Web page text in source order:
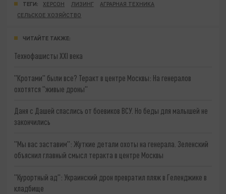
ТЕГИ: ХЕРСОН ЛИЗИНГ
АГРАРНАЯ ТЕХНИКА
СЕЛЬСКОЕ ХОЗЯЙСТВО
ЧИТАЙТЕ ТАКЖЕ:
Технофашисты XXI века
"Кротами" были все? Теракт в центре Москвы: На генералов
охотятся "живые дроны"
Даня с Дашей спаслись от боевиков ВСУ. Но беды для малышей не
закончились
"Мы вас заставим": Жуткие детали охоты на генерала. Зеленский
объяснил главный смысл теракта в центре Москвы
"Курортный ад": Украинский дрон превратил пляж в Геленджике в
кладбище